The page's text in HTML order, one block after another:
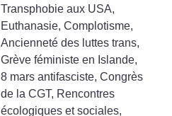
Transphobie aux USA,
Euthanasie, Complotisme,
Ancienneté des luttes trans,
Grève féministe en Islande,
8 mars antifasciste, Congrès
de la CGT, Rencontres
écologiques et sociales,